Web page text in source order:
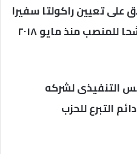
تعيين راكولتا سفيرا
للإمارات ، ويعتبر راكولتا مرشحا للمنصب منذ مايو ٢٠١٨
التنفيذى لشركه
التبرع للحزب